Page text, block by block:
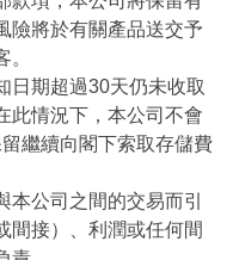
險將於有關產品送交予
日期超過30天仍未收取
此情況下，本公司不會
繼續向閣下索取存儲費
公司之間的交易而引
間接）、利潤或任何間